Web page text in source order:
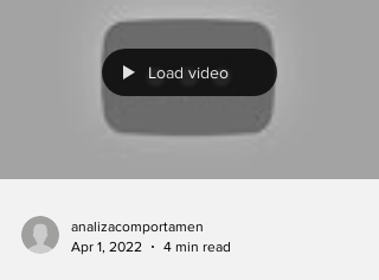
Load video
analizacomportamen
Apr 1, 2022
4 min read